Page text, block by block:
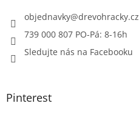
objednavky@drevohracky.cz
739 000 807 PO-Pá: 8-16h
Sledujte nás na Facebooku
Pinterest